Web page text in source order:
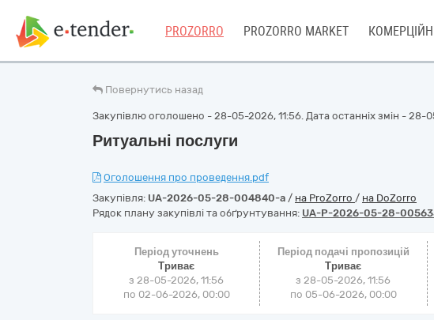
PROZORRO PROZORRO MARKET
Повернутись назад
Закупівлю оголошено - 28-05-2026, 11:56. Дата останніх змін - 28-
Ритуальні послуги
Оголошення про проведення.pdf
Закупівля: UA-2026-05-28-004840-a / на ProZorro / на DoZorro
Рядок плану закупівлі та обґрунтування: UA-P-2026-05-28-
Період уточнень
Триває
з 28-05-2026, 11:56
по 02-06-2026, 00:00
Період подачі пропозицій
Триває
з 28-05-2026, 11:56
по 05-06-2026, 00:00